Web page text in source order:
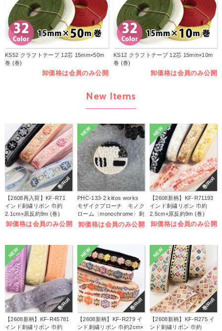
KS52 クラフトテープ 12芯 15mm×50m
巻 (巻)
卸価格は会員のみ公開
KS12 クラフトテープ 12芯 15mm×10m
巻 (巻)
卸価格は会員のみ公開
New Items
巻/Roll
【2608再入荷】KF-R71
インド刺繍リボン 巾約
2.1cm×原反約9m (巻)
卸価格は会員のみ公開
NEW
PHC-133-2 kiitos works
モザイクブローチ モノク
ローム〈monochrome〉刺
しゅうキット (袋)
卸価格は会員のみ公開
巻/Roll
NEW
【2608新柄】KF-R71193
インド刺繍リボン 巾約
2.5cm×原反約9m (巻)
卸価格は会員のみ公開
NEW
巻/Roll
【2608新柄】KF-R45781
インド刺繍リボン 巾約
巻/Roll
NEW
【2608新柄】KF-R279 イ
ンド刺繍リボン 巾約2cm×
巻/Roll
NEW
【2608新柄】KF-R275 イ
ンド刺繍リボン 巾約